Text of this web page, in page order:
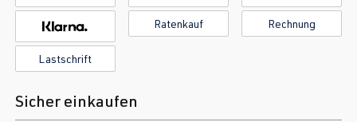
Ratenkauf Rechnung
Lastschrift
Sicher einkaufen